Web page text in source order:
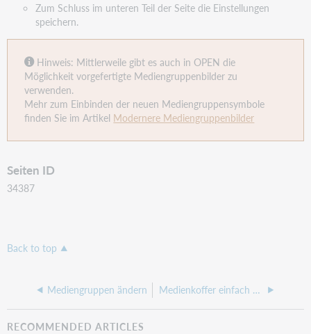
Zum Schluss im unteren Teil der Seite die Einstellungen
speichern.
Hinweis: Mittlerweile gibt es auch in OPEN die
Möglichkeit vorgefertigte Mediengruppenbilder zu
verwenden.
Mehr zum Einbinden der neuen Mediengruppensymbole
finden Sie im Artikel Modernere Mediengruppenbilder
Seiten ID
34387
Back to top
Mediengruppen ändern Medienkoffer einfach verbuchen und Statistikzahlen
RECOMMENDED ARTICLES